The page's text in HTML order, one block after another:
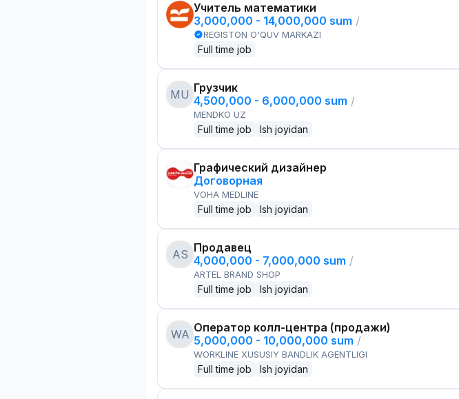
Учитель математики
3,000,000 - 14,000,000 sum /
REGISTON O'QUV MARKAZI
Full time job
MU Грузчик
4,500,000 - 6,000,000 sum /
MENDKO UZ
Full time job Ish joyidan
Графический дизайнер
Договорная
VOHA MEDLINE
Full time job Ish joyidan
AS Продавец
4,000,000 - 7,000,000 sum /
ARTEL BRAND SHOP
Full time job Ish joyidan
WA Оператор колл-центра (продажи)
5,000,000 - 10,000,000 sum /
WORKLINE XUSUSIY BANDLIK AGENTLIGI
Full time job Ish joyidan